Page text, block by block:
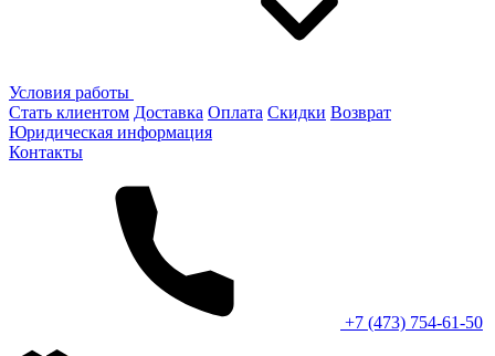
Условия работы
Стать клиентом Доставка Оплата Скидки Возврат
Юридическая информация
Контакты
+7 (473) 754-61-50